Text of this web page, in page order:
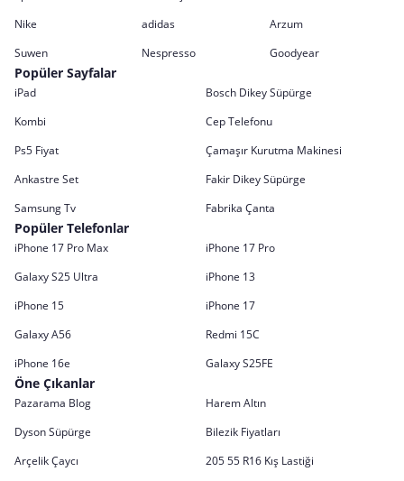
Nike
adidas
Arzum
Suwen
Nespresso Goodyear
Popüler Sayfalar
iPad
Bosch Dikey Süpürge
Kombi
Cep Telefonu
Ps5 Fiyat
Çamaşır Kurutma Makinesi
Ankastre Set
Fakir Dikey Süpürge
Samsung Tv
Fabrika Çanta
Popüler Telefonlar
iPhone 17 Pro Max
iPhone 17 Pro
Galaxy S25 Ultra
iPhone 13
iPhone 15
iPhone 17
Galaxy A56
Redmi 15C
iPhone 16e
Galaxy S25FE
Öne Çıkanlar
Pazarama Blog
Harem Altın
Dyson Süpürge
Bilezik Fiyatları
Arçelik Çaycı
205 55 R16 Kış Lastiği